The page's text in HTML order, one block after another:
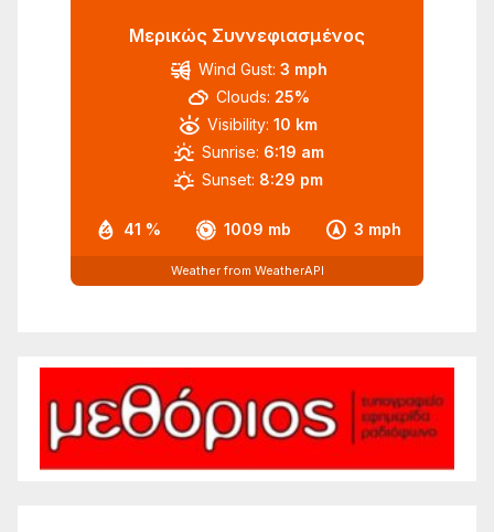
Μερικώς Συννεφιασμένος
41 % 1009 mb 3 mph
Wind Gust: 3 mph
Clouds: 25%
Visibility: 10 km
Sunrise: 6:19 am
Sunset: 8:29 pm
Weather from WeatherAPI